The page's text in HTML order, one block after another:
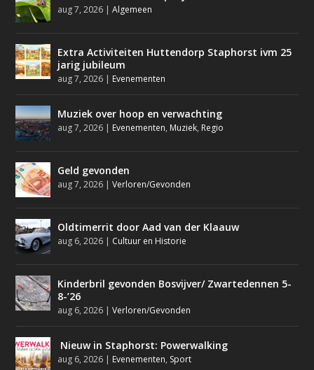
aug 7, 2026 |Algemeen
Extra Activiteiten Huttendorp Staphorst ivm 25
jarig jubileum
aug 7, 2026 | Evenementen
Muziek over hoop en verwachting
aug 7, 2026 | Evenementen, Muziek, Regio
Geld gevonden
aug 7, 2026 |Verloren/Gevonden
Oldtimerrit door Aad van der Klaauw
aug 6, 2026 | Cultuur en Historie
Kinderbril gevonden Bosvijver/ Zwartedennen 5-
8-’26
aug 6, 2026 |Verloren/Gevonden
Nieuw in Staphorst: Powerwalking
aug 6, 2026 | Evenementen, Sport